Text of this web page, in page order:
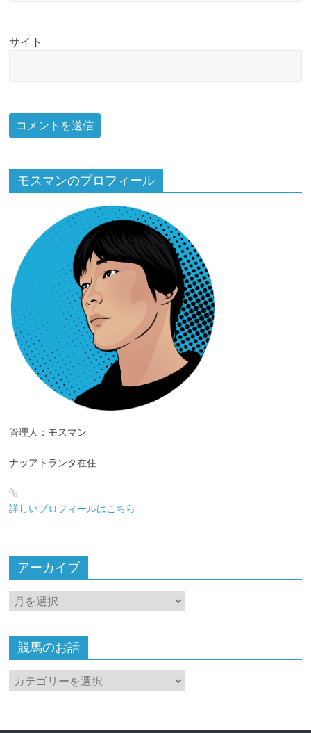
サイト
モスマンのプロフィール
管理人：モスマン
ナッアトランタ在住
詳しいプロフィールはこちら
アーカイブ
ア
ー
イ
ブ
競馬のお話
競
馬